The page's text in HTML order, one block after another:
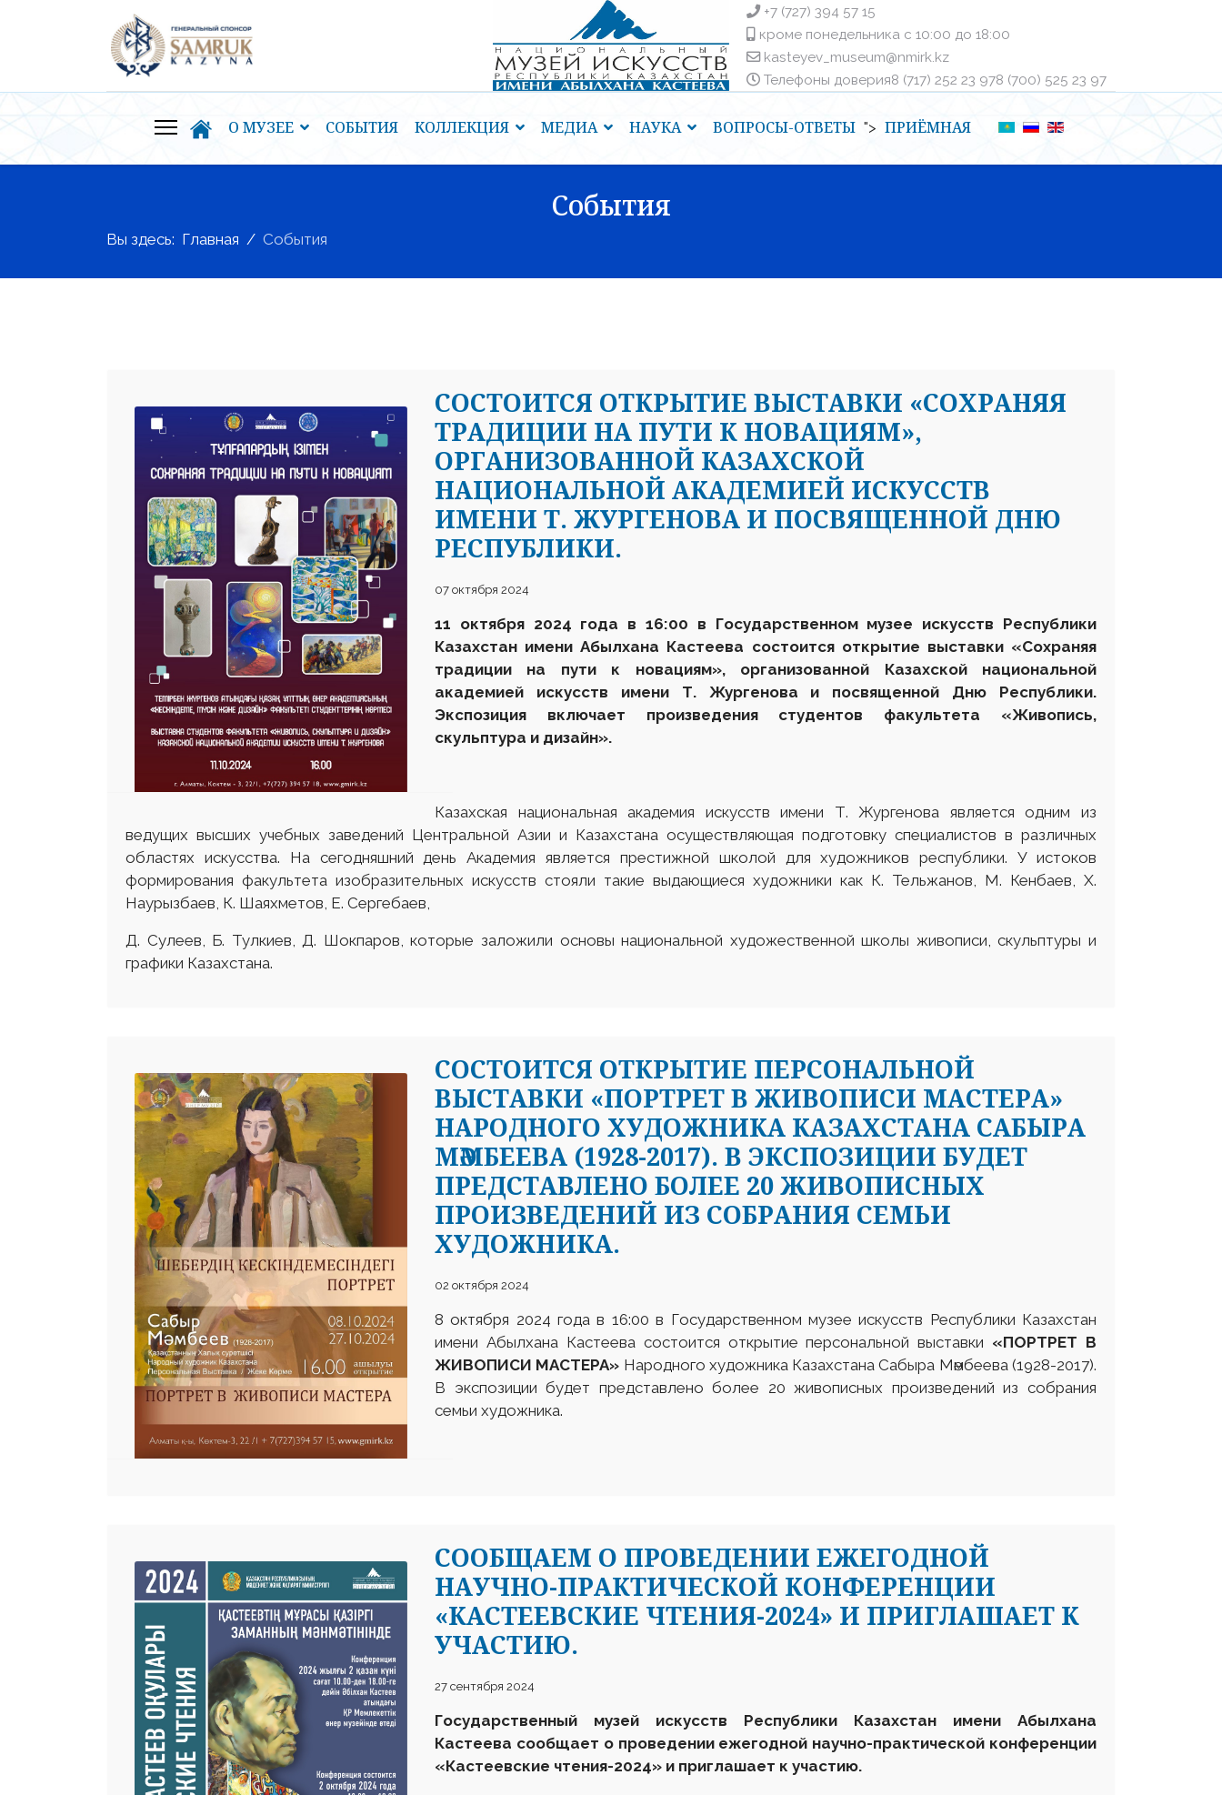
+7 (727) 394 57 15
кроме понедельника с 10:00 до 18:00
kasteyev_museum@nmirk.kz
Телефоны доверияㅤ8 (717) 252 23 97ㅤㅤ8 (700) 525 23 97
О МУЗЕЕ СОБЫТИЯ КОЛЛЕКЦИЯ МЕДИА НАУКА ВОПРОСЫ-ОТВЕТЫ "> ПРИЁМНАЯ
События
Вы здесь: Главная События
CОСТОИТСЯ ОТКРЫТИЕ ВЫСТАВКИ «СОХРАНЯЯ
ТРАДИЦИИ НА ПУТИ К НОВАЦИЯМ»,
ОРГАНИЗОВАННОЙ КАЗАХСКОЙ
НАЦИОНАЛЬНОЙ АКАДЕМИЕЙ ИСКУССТВ
ИМЕНИ Т. ЖУРГЕНОВА И ПОСВЯЩЕННОЙ ДНЮ
РЕСПУБЛИКИ.
07 октября 2024
11 октября 2024 года в 16:00 в Государственном музее искусств Республики
Казахстан имени Абылхана Кастеева состоится открытие выставки «Сохраняя
традиции на пути к новациям», организованной Казахской национальной
академией искусств имени Т. Жургенова и посвященной Дню Республики.
Экспозиция включает произведения студентов факультета «Живопись,
скульптура и дизайн».
Казахская национальная академия искусств имени Т. Жургенова является одним из
ведущих высших учебных заведений Центральной Азии и Казахстана осуществляющая подготовку специалистов в различных
областях искусства. На сегодняшний день Академия является престижной школой для художников республики. У истоков
формирования факультета изобразительных искусств стояли такие выдающиеся художники как К. Тельжанов, М. Кенбаев, Х.
Наурызбаев, К. Шаяхметов, Е. Сергебаев,
Д. Сулеев, Б. Тулкиев, Д. Шокпаров, которые заложили основы национальной художественной школы живописи, скульптуры и
графики Казахстана.
CОСТОИТСЯ ОТКРЫТИЕ ПЕРСОНАЛЬНОЙ
ВЫСТАВКИ «ПОРТРЕТ В ЖИВОПИСИ МАСТЕРА»
НАРОДНОГО ХУДОЖНИКА КАЗАХСТАНА САБЫРА
МӘМБЕЕВА (1928-2017). В ЭКСПОЗИЦИИ БУДЕТ
ПРЕДСТАВЛЕНО БОЛЕЕ 20 ЖИВОПИСНЫХ
ПРОИЗВЕДЕНИЙ ИЗ СОБРАНИЯ СЕМЬИ
ХУДОЖНИКА.
02 октября 2024
8 октября 2024 года в 16:00 в Государственном музее искусств Республики Казахстан
имени Абылхана Кастеева состоится открытие персональной выставки «ПОРТРЕТ В
ЖИВОПИСИ МАСТЕРА» Народного художника Казахстана Сабыра Мәмбеева (1928-2017).
В экспозиции будет представлено более 20 живописных произведений из собрания
семьи художника.
СООБЩАЕМ О ПРОВЕДЕНИИ ЕЖЕГОДНОЙ
НАУЧНО-ПРАКТИЧЕСКОЙ КОНФЕРЕНЦИИ
«КАСТЕЕВСКИЕ ЧТЕНИЯ-2024» И ПРИГЛАШАЕТ К
УЧАСТИЮ.
27 сентября 2024
Государственный музей искусств Республики Казахстан имени Абылхана
Кастеева сообщает о проведении ежегодной научно-практической конференции
«Кастеевские чтения-2024» и приглашает к участию.